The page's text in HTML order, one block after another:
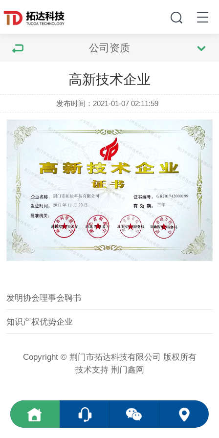
公司资质
高新技术企业
发布时间：2021-01-07 02:11:59
发明协会理事会聘书
知识产权优势企业
Copyright © 荆门市拓达科技有限公司 版权所有
技术支持 荆门鑫网